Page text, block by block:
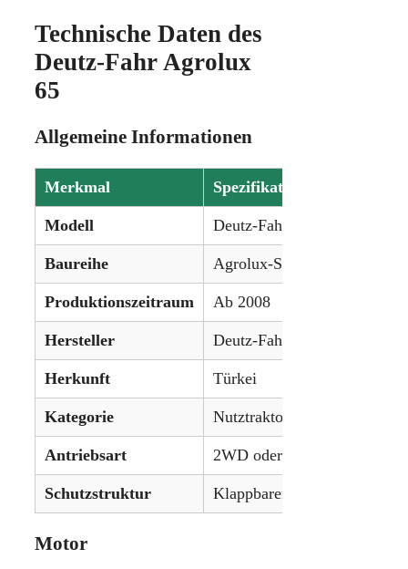
Technische Daten des
Deutz-Fahr Agrolux
65
Allgemeine Informationen
Merkmal Spezifikation
Modell Deutz-Fahr Agrolux 65
Baureihe Agrolux-Serie
Produktionszeitraum Ab 2008
Hersteller Deutz-Fahr
Herkunft Türkei
Kategorie Nutztraktor
Antriebsart 2WD oder 4WD (optional)
Schutzstruktur Klappbarer ROPS, optional
Motor